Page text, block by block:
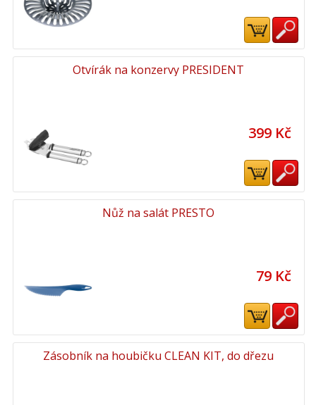
Otvírák na konzervy PRESIDENT
399 Kč
Nůž na salát PRESTO
79 Kč
Zásobník na houbičku CLEAN KIT, do dřezu